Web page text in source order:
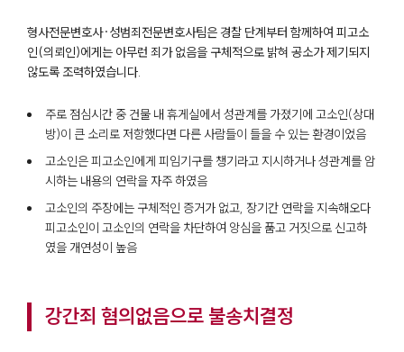
형사전문변호사·성범죄전문변호사팀은 경찰 단계부터 함께하여 피고소
인(의뢰인)에게는 아무런 죄가 없음을 구체적으로 밝혀 공소가 제기되지
않도록 조력하였습니다.
주로 점심시간 중 건물 내 휴게실에서 성관계를 가졌기에 고소인(상대
방)이 큰 소리로 저항했다면 다른 사람들이 들을 수 있는 환경이었음
고소인은 피고소인에게 피임기구를 챙기라고 지시하거나 성관계를 암
시하는 내용의 연락을 자주 하였음
고소인의 주장에는 구체적인 증거가 없고, 장기간 연락을 지속해오다
피고소인이 고소인의 연락을 차단하여 앙심을 품고 거짓으로 신고하
였을 개연성이 높음
강간죄 혐의없음으로 불송치결정